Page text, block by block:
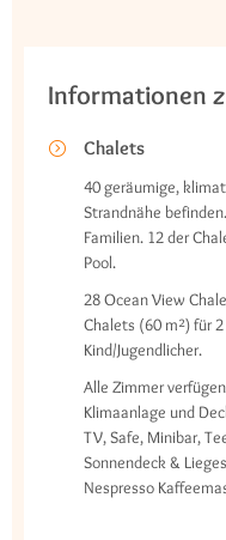
Informationen
Chalets
40 geräumige,
Strandnähe
Familien. 12 der
Pool.
28 Ocean View
Chalets (60 m²) für
Kind/Jugendlicher.
Alle Zimmer
Klimaanlage und
TV, Safe, Minibar,
Sonnendeck &
Nespresso